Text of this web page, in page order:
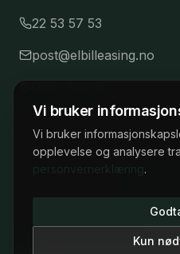
Vi bruker
Vi bruker
opplevelse og analysere
personvernerklæring.
Kun
22 53 57
Man–fre
22 53 57 53
post@elbilleasing.no
Vilkår